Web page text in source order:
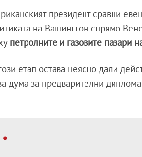
президент сравни
на Вашингтон спрямо
петролните и газовите пазари
етап остава неясно дали
дума за предварителни